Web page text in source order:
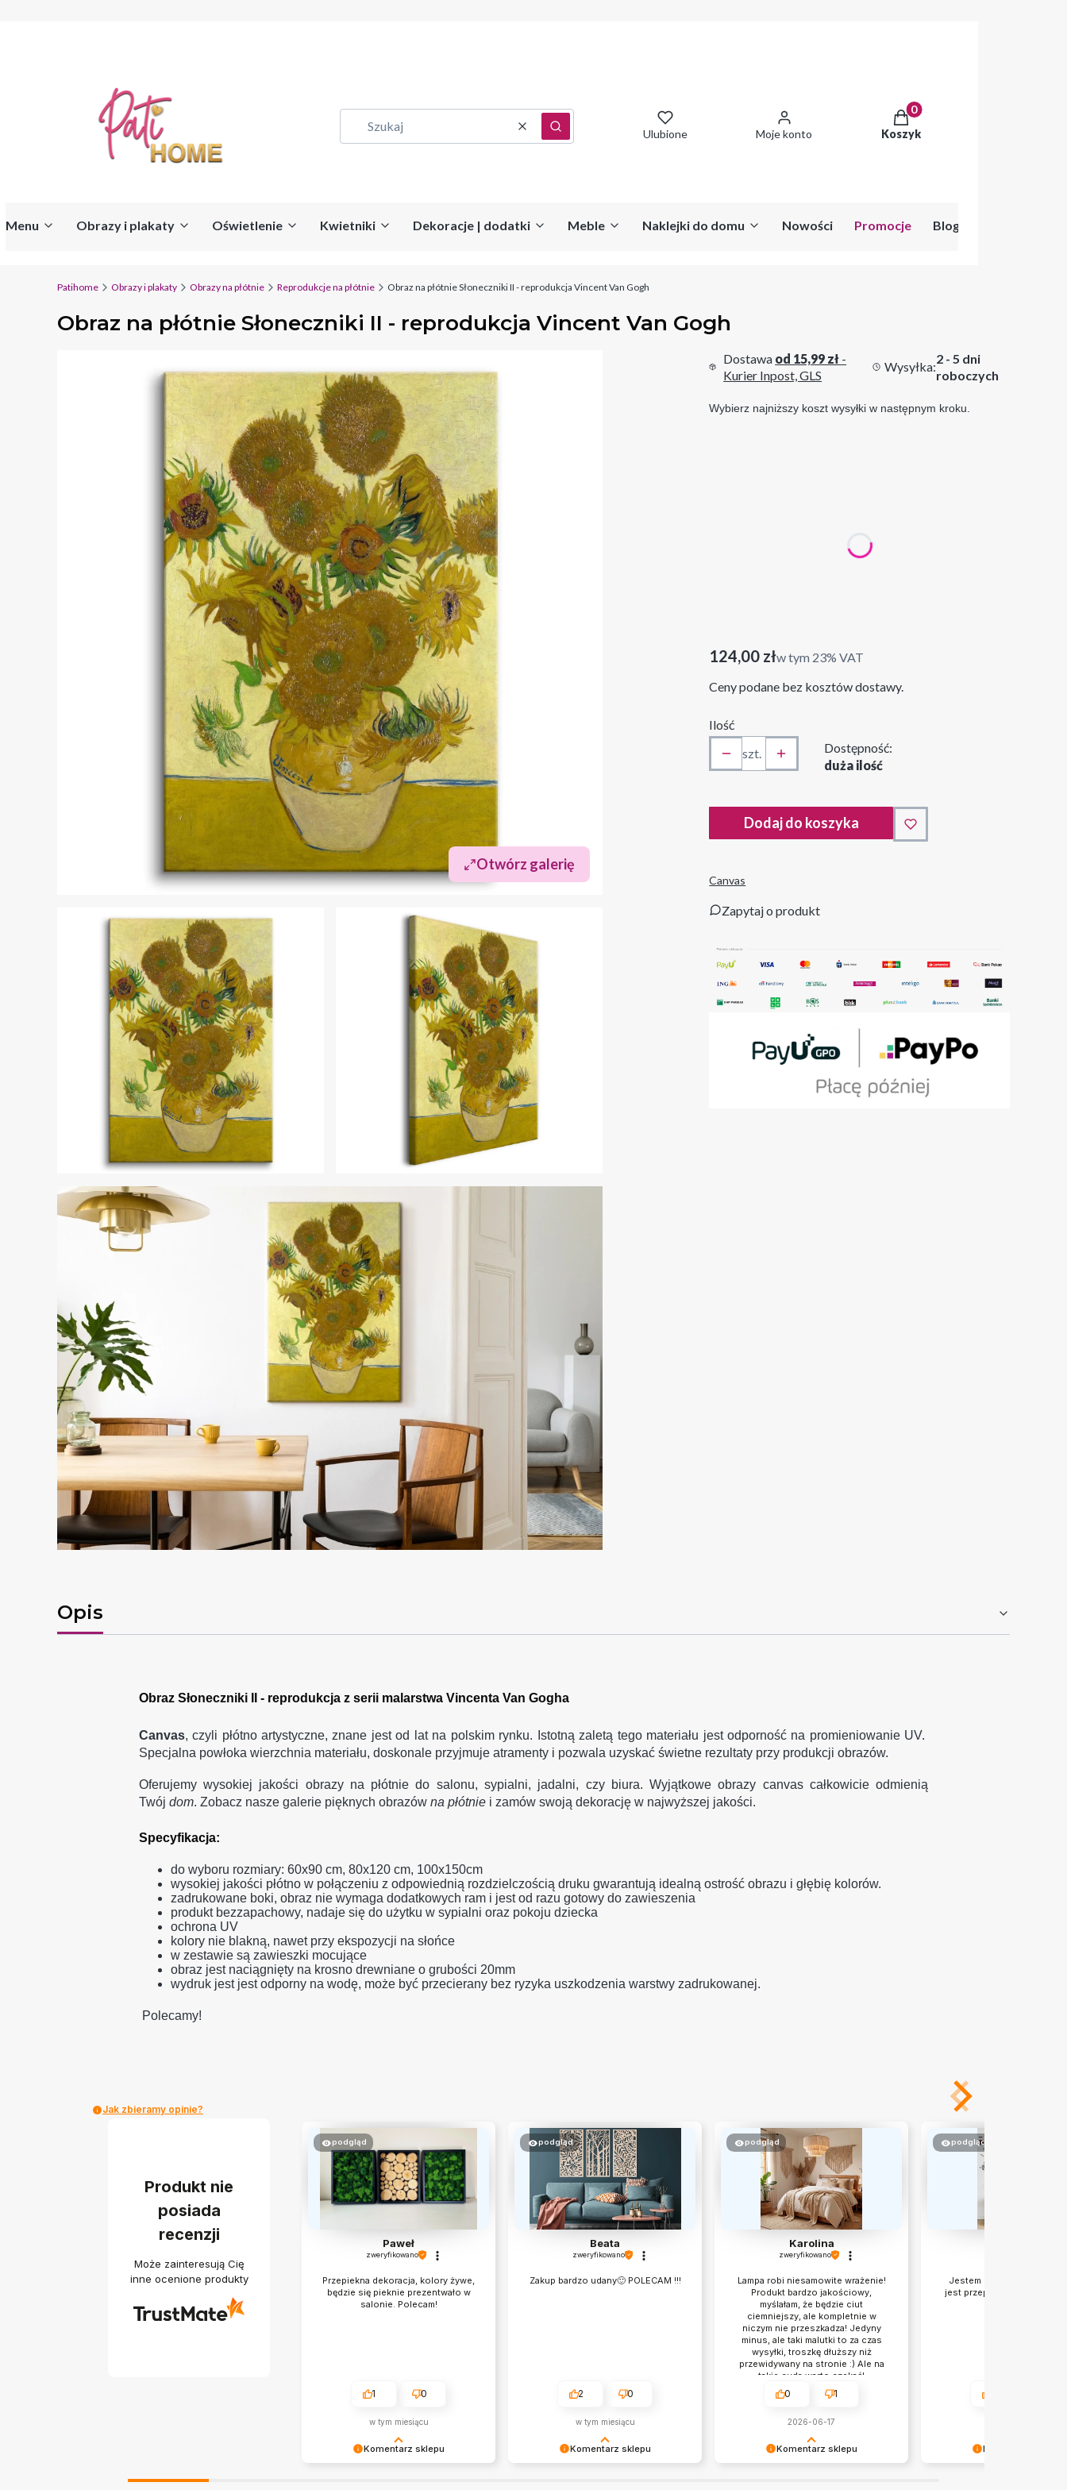
WyczyśćSzukaj Ulubione Moje konto
Produkty w koszyku: 0.
Koszyk
Menu Obrazy i plakaty Oświetlenie Kwietniki Dekoracje | dodatki Meble Naklejki do domu Nowości Promocje Blog
Patihome Obrazy i plakaty Obrazy na płótnie Reprodukcje na płótnie Obraz na płótnie Słoneczniki II - reprodukcja Vincent Van Gogh
Obraz na płótnie Słoneczniki II - reprodukcja Vincent Van Gogh
Otwórz galerię
Dostawa od 15,99 zł -
Kurier Inpost, GLS
Wysyłka:
2 - 5 dni
roboczych
Wybierz najniższy koszt wysyłki w następnym kroku.
Cena
124,00 złw tym 23% VAT
w tym 23% VAT
Ceny podane bez kosztów dostawy.
Ilość
szt.
Dostępność:
duża ilość
Dodaj do koszyka
Canvas
Zapytaj o produkt
Opis
Obraz Słoneczniki II - reprodukcja z serii malarstwa Vincenta Van Gogha
Canvas, czyli płótno artystyczne, znane jest od lat na polskim rynku. Istotną zaletą tego materiału jest odporność na promieniowanie UV.
Specjalna powłoka wierzchnia materiału, doskonale przyjmuje atramenty i pozwala uzyskać świetne rezultaty przy produkcji obrazów.
Oferujemy wysokiej jakości obrazy na płótnie do salonu, sypialni, jadalni, czy biura. Wyjątkowe obrazy canvas całkowicie odmienią
Twój dom. Zobacz nasze galerie pięknych obrazów na płótniei zamów swoją dekorację w najwyższej jakości.
Specyfikacja:
do wyboru rozmiary: 60x90 cm, 80x120 cm, 100x150cm
wysokiej jakości płótno w połączeniu z odpowiednią rozdzielczością druku gwarantują idealną ostrość obrazu i głębię kolorów.
zadrukowane boki, obraz nie wymaga dodatkowych ram i jest od razu gotowy do zawieszenia
produkt bezzapachowy, nadaje się do użytku w sypialni oraz pokoju dziecka
ochrona UV
kolory nie blakną, nawet przy ekspozycji na słońce
w zestawie są zawieszki mocujące
obraz jest naciągnięty na krosno drewniane o grubości 20mm
wydruk jest jest odporny na wodę, może być przecierany bez ryzyka uszkodzenia warstwy zadrukowanej.
Polecamy!
Jak zbieramy opinie?
Produkt nie
posiada
recenzji
Może zainteresują Cię
inne ocenione produkty
Komentarz sklepu
podgląd
Paweł
zweryfikowano
Przepiekna dekoracja, kolory żywe,
będzie się pieknie prezentwało w
salonie. Polecam!
1 0
w tym miesiącu
Komentarz sklepu
podgląd
Beata
zweryfikowano
Zakup bardzo udany🙂 POLECAM !!!
2 0
w tym miesiącu
Komentarz sklepu
podgląd
Karolina
zweryfikowano
Lampa robi niesamowite wrażenie!
Produkt bardzo jakościowy,
myślałam, że będzie ciut
ciemniejszy, ale kompletnie w
niczym nie przeszkadza! Jedyny
minus, ale taki malutki to za czas
wysyłki, troszkę dłuższy niż
przewidywany na stronie :) Ale na
takie cuda warto czekać!
0 1
2026-06-17
Komentarz sklepu
podgląd
Jestem mega zadowolona
jest przepiękna. Gorąco